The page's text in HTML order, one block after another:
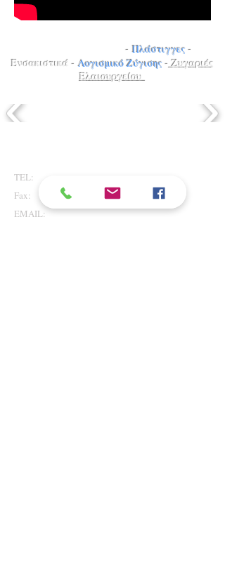
-Πλάστιγγες-
Ενσακιστικά -Λογισμικό Ζύγισης - Ζυγαριές
Ελαιουργείου
TEL:
Fax:
+30 28210 23685
EMAIL:info@kouridakis.com